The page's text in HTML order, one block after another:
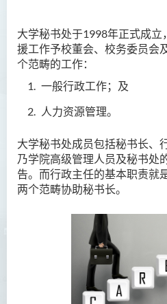
大学秘书处于1998年正式成立
援工作予校董会、校务委员会
个范畴的工作：
一般行政工作；及
人力资源管理。
大学秘书处成员包括秘书长、
乃学院高级管理人员及秘书处
告。而行政主任的基本职责就
两个范畴协助秘书长。
简介